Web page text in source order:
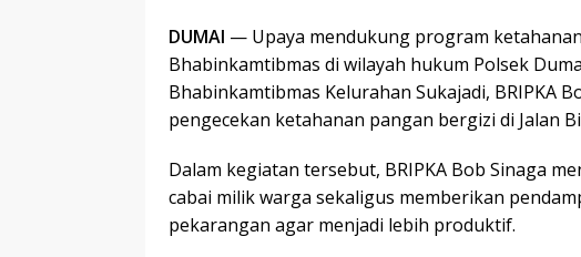
DUMAI — Upaya mendukung program
Bhabinkamtibmas di wilayah hukum Polsek
Bhabinkamtibmas Kelurahan Sukajadi, BRIPKA
pengecekan ketahanan pangan bergizi di Jalan
Dalam kegiatan tersebut, BRIPKA Bob Sinaga
cabai milik warga sekaligus memberikan
pekarangan agar menjadi lebih produktif.